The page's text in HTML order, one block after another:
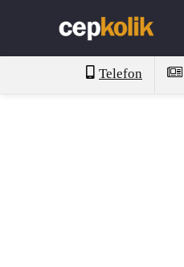
Telefon